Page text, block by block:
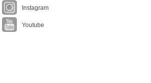
Instagram
Youtube